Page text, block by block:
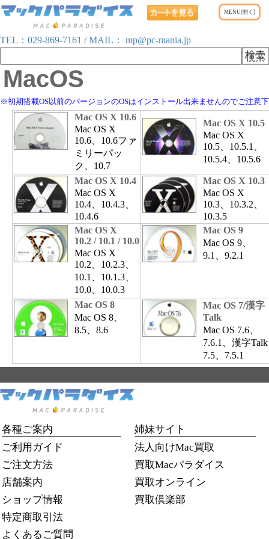
TEL： 029-869-7161 / MAIL： mp@pc-mania.jp
MacOS
※初期搭載OS以前のバージョンのOSはインストール出来ませんのでご注意
Mac OS X 10.6
Mac OS X
10.6、10.6ファ
ミリーパッ
ク、10.7
Mac OS X 10.5
Mac OS X
10.5、10.5.1、
10.5.4、10.5.6
Mac OS X 10.4
Mac OS X
10.4、10.4.3、
10.4.6
Mac OS X 10.3
Mac OS X
10.3、10.3.2、
10.3.5
Mac OS X
10.2 / 10.1 / 10.0
Mac OS X
10.2、10.2.3、
10.1、10.1.3、
10.0、10.0.3
Mac OS 9
Mac OS 9、
9.1、9.2.1
Mac OS 8
Mac OS 8、
8.5、8.6
Mac OS 7/漢字
Talk
Mac OS 7.6、
7.6.1、漢字Talk
7.5、7.5.1
各種ご案内
ご利用ガイド
ご注文方法
店舗案内
ショップ情報
特定商取引法
よくあるご質問
姉妹サイト
法人向けMac買取
買取Macパラダイス
買取オンライン
買取倶楽部